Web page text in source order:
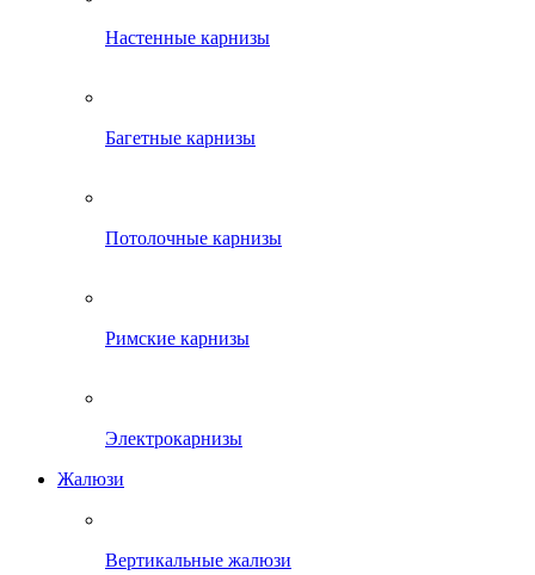
Настенные карнизы
Багетные карнизы
Потолочные карнизы
Римские карнизы
Электрокарнизы
Жалюзи
Вертикальные жалюзи